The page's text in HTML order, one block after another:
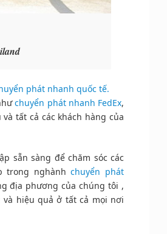
phát nhanh quốc tế.
chuyển phát nhanh FedEx,
tất cả các khách hàng của
sẵn sàng để chăm sóc các
trong nghànhchuyển phát
địa phương của chúng tôi ,
hiệu quả ở tất cả mọi nơi